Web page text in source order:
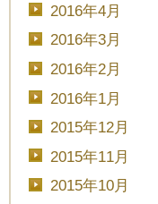
2016年4月
2016年3月
2016年2月
2016年1月
2015年12月
2015年11月
2015年10月